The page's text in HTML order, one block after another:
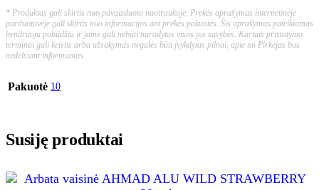
* Produktas gali skirtis nuo pavaizduoto nuotraukoje. Prekės aprašymas internetinėje
parduotuvėje gali skirtis nuo informacijos ant prekės pakuotės. Šis aprašymas pateikiamas
bendruoju pobūdžiu ir jame gali nebūti nurodytos visos jos savybės. Kartais pristatymo
terminai gali keistis arba užsakymas negalės būti įvykdytas pilnai, apie tai Pirkėjas bus
nedelsiant informuotas
Pakuotė 10
Susiję produktai